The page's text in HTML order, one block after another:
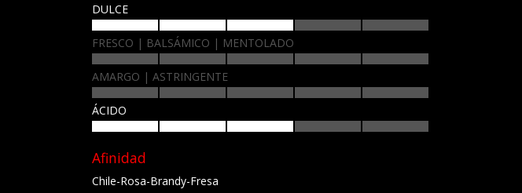
DULCE
FRESCO BALSÁMICO MENTOLADO
AMARGO ASTRINGENTE
ÁCIDO
Afinidad
Chile-Rosa-Brandy-Fresa